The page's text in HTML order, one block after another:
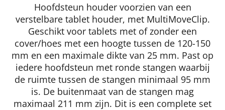
Hoofdsteun houder voorzien van een
verstelbare tablet houder, met MultiMoveClip.
Geschikt voor tablets met of zonder een
cover/hoes met een hoogte tussen de 120-150
mm en een maximale dikte van 25 mm. Past op
iedere hoofdsteun met ronde stangen waarbij
de ruimte tussen de stangen minimaal 95 mm
is. De buitenmaat van de stangen mag
maximaal 211 mm zijn. Dit is een complete set